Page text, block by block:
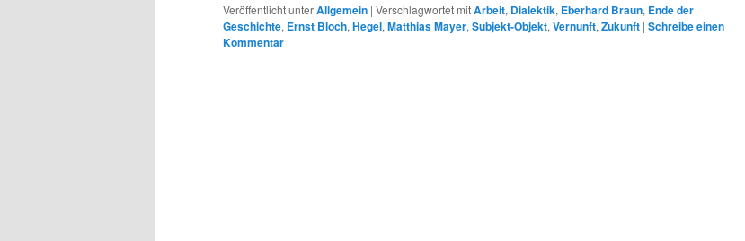
Veröffentlicht unterAllgemein | Verschlagwortet mitArbeit, Dialektik, Eberhard Braun, Ende der
Geschichte, Ernst Bloch, Hegel, Matthias Mayer, Subjekt-Objekt, Vernunft, Zukunft | Schreibe einen
Kommentar